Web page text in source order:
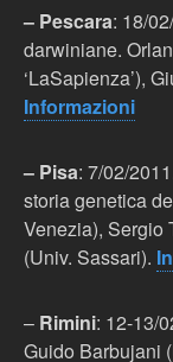
– Pescara: 18/
darwiniane.
‘LaSapienza’),
Informazioni
– Pisa: 7/02/
storia genetica
Venezia), Sergio
(Univ. Sassari).
– Rimini: 12-13/
Guido Barbujani